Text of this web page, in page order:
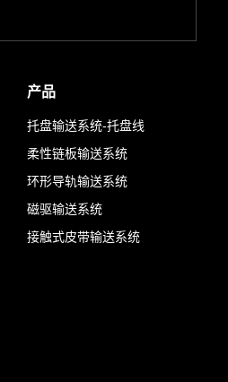
产品
托盘输送系统-托盘线
柔性链板输送系统
环形导轨输送系统
磁驱输送系统
接触式皮带输送系统